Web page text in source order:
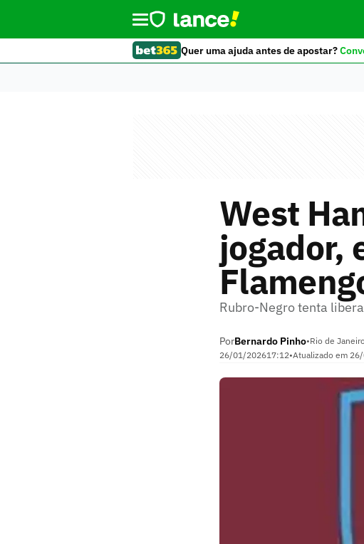
Quer uma ajuda antes de apostar?
West
jogador,
Rubro-Negro tenta
PorBernardo Pinho•Rio de
26/01/202617:12•Atualizado em